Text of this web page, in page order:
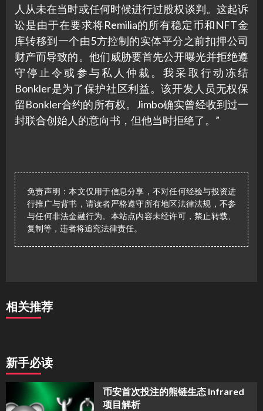
人从未在当时或任何时候进行过股权谈判。这起诉
讼是由于在要求将Remilia的所有稳定币和NFT金
库转移到一个由5方控制的实体平分之前扣押公司
财产而导致的。他们威胁要首先公开曝光并拒绝遵
守停止令或参与私人仲裁。我采取行动冻结
Bonkler是为了保护社区利益。该开发人员无权保
留Bonkler合约的所有权。Jimbo确实曾经收到过一
封联合创始人的意向书，但他当时拒绝了。”
免责声明：本文仅用于信息分享，不对任何经验与投资进
行推广与背书，请读者严格遵守所有地区法律法规，不参
与任何非法金融行为。本站点内容未经许可，禁止转载、
复制等，违者将追究法律责任。
相关推荐
新手必读
币安首次投注的熊链生态 Infrared
项目解析